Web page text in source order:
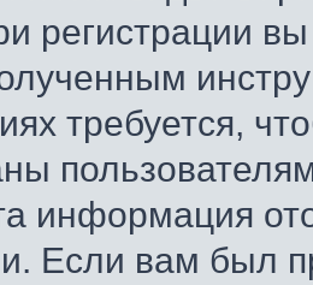
регистрации
требуется,
информация
Если вам был